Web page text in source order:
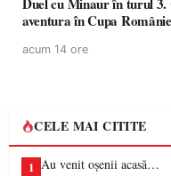
aventura în Cupa
acum 14 ore
CELE MAI CITITE
1 Au venit oșenii acasă…